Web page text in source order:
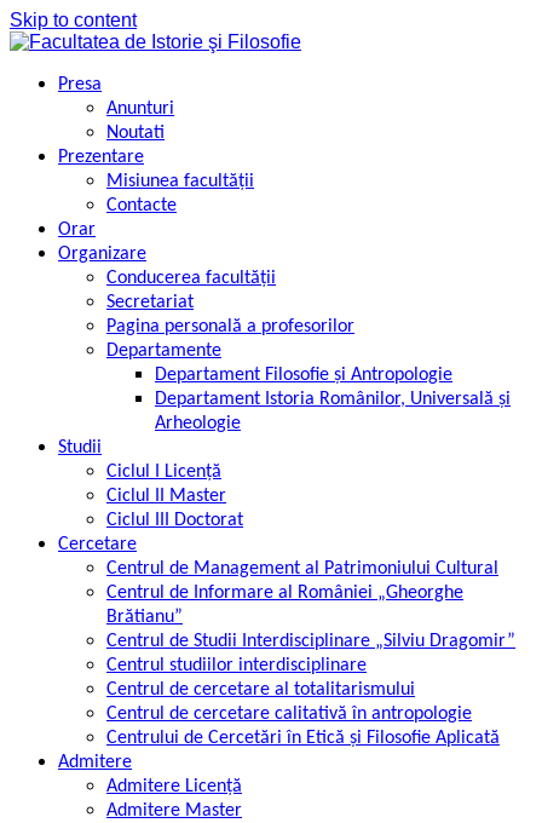
Skip to content
Presa
Anunturi
Noutati
Prezentare
Misiunea facultății
Contacte
Orar
Organizare
Conducerea facultății
Secretariat
Pagina personală a profesorilor
Departamente
Departament Filosofie şi Antropologie
Departament Istoria Românilor, Universală şi
Arheologie
Studii
Ciclul I Licență
Ciclul II Master
Ciclul III Doctorat
Cercetare
Centrul de Management al Patrimoniului Cultural
Centrul de Informare al României „Gheorghe
Brătianu”
Centrul de Studii Interdisciplinare „Silviu Dragomir”
Centrul studiilor interdisciplinare
Centrul de cercetare al totalitarismului
Centrul de cercetare calitativă în antropologie
Centrului de Cercetări în Etică și Filosofie Aplicată
Admitere
Admitere Licență
Admitere Master